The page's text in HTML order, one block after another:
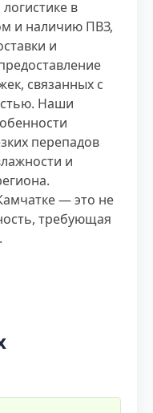
в
и наличию ПВЗ,
и
связанных с
Наши
перепадов
и
— это не
требующая